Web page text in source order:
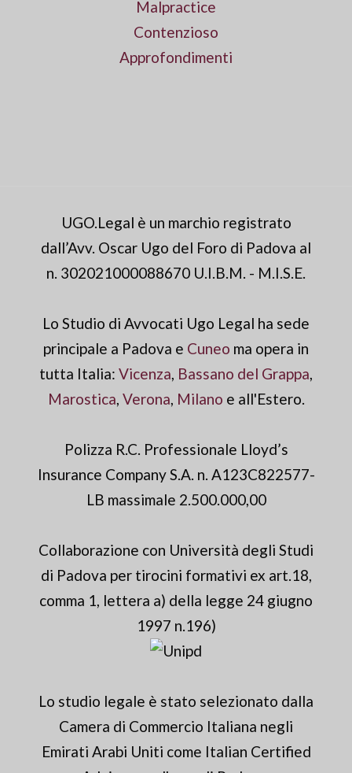
Malpractice
Contenzioso
Approfondimenti
UGO.Legal è un marchio registrato
dall’Avv. Oscar Ugo del Foro di Padova al
n. 302021000088670 U.I.B.M. - M.I.S.E.
Lo Studio di Avvocati Ugo Legal ha sede
principale a Padova e Cuneo ma opera in
tutta Italia: Vicenza, Bassano del Grappa,
Marostica, Verona, Milano e all'Estero.
Polizza R.C. Professionale Lloyd’s
Insurance Company S.A. n. A123C822577-
LB massimale 2.500.000,00
Collaborazione con Università degli Studi
di Padova per tirocini formativi ex art.18,
comma 1, lettera a) della legge 24 giugno
1997 n.196)
Lo studio legale è stato selezionato dalla
Camera di Commercio Italiana negli
Emirati Arabi Uniti come Italian Certified